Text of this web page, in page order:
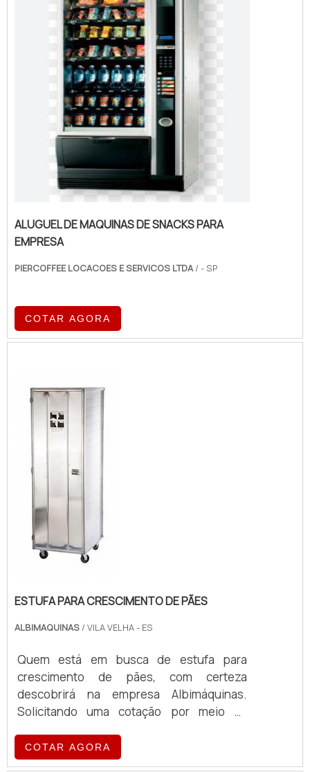
ALUGUEL DE MAQUINAS DE SNACKS PARA
EMPRESA
PIERCOFFEE LOCACOES E SERVICOS LTDA/ - SP
COTAR AGORA
ESTUFA PARA CRESCIMENTO DE PÃES
ALBIMAQUINAS / VILA VELHA - ES
Quem está em busca de estufa para
crescimento de pães, com certeza
descobrirá na empresa Albimáquinas.
Solicitando uma cotação por meio da
referência de qualidade da área de
atuação.MAIS SOBRE ESTUFA PARA
COTAR AGORA